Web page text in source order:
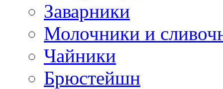
Заварники
Молочники и
Чайники
Брюстейшн